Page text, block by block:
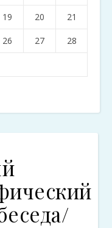
19 20 21
26 27 28